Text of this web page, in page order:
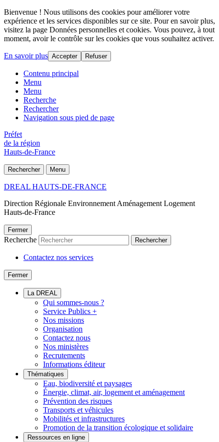
Bienvenue ! Nous utilisons des cookies pour améliorer votre
expérience et les services disponibles sur ce site. Pour en savoir plus,
visitez la page Données personnelles et cookies. Vous pouvez, à tout
moment, avoir le contrôle sur les cookies que vous souhaitez activer.
En savoir plus Accepter Refuser
Contenu principal
Menu
Menu
Recherche
Rechercher
Navigation sous pied de page
Préfet
de la région
Hauts-de-France
Rechercher Menu
DREAL HAUTS-DE-FRANCE
Direction Régionale Environnement Aménagement Logement
Hauts-de-France
Fermer
Recherche Rechercher
Contactez nos services
Fermer
La DREAL
Qui sommes-nous ?
Service Publics +
Nos missions
Organisation
Contactez nous
Nos ministères
Recrutements
Informations éditeur
Thématiques
Eau, biodiversité et paysages
Énergie, climat, air, logement et aménagement
Prévention des risques
Transports et véhicules
Mobilités et infrastructures
Promotion de la transition écologique et solidaire
Ressources en ligne